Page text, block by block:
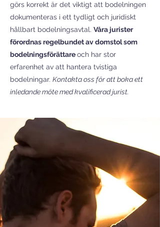
görs korrekt är det viktigt att bodelningen
dokumenteras i ett tydligt och juridiskt
hållbart bodelningsavtal. Våra jurister
förordnas regelbundet av domstol som
bodelningsförättareoch har stor
erfarenhet av att hantera tvistiga
bodelningar. Kontakta oss för att boka ett
inledande möte med kvalificerad jurist.